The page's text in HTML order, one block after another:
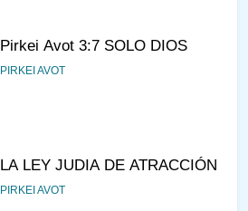
Pirkei Avot 3:7 SOLO DIOS
PIRKEI AVOT
LA LEY JUDIA DE ATRACCIÓN
PIRKEI AVOT